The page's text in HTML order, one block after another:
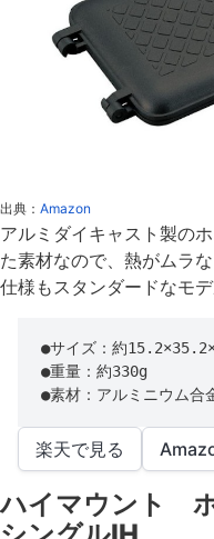
出典： Amazon
アルミダイキャスト製の
た素材なので、熱がムラ
仕様もスタンダードなモ
●サイズ：約
●重量：約330g
●素材：アルミニウム
楽天で見る
ハイマウント